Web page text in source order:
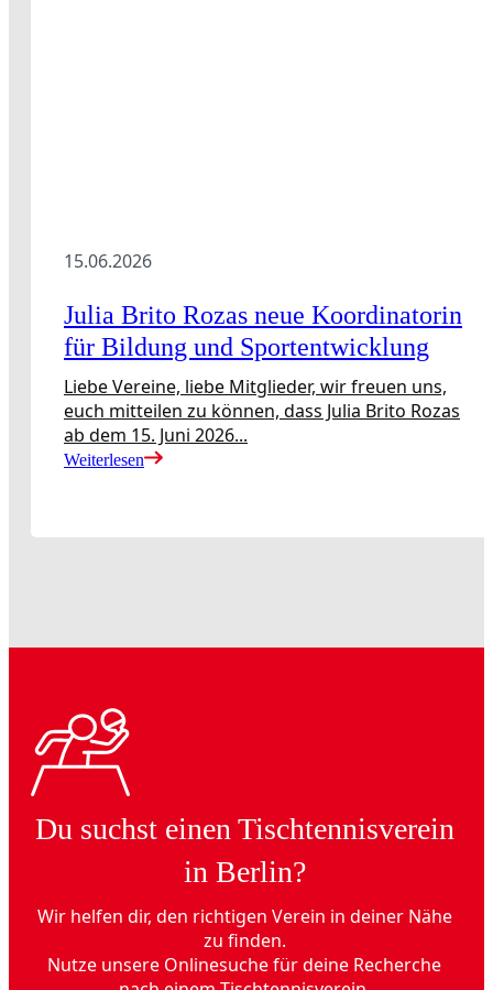
15.06.2026
Julia Brito Rozas neue Koordinatorin
für Bildung und Sportentwicklung
Liebe Vereine, liebe Mitglieder, wir freuen uns,
euch mitteilen zu können, dass Julia Brito Rozas
ab dem 15. Juni 2026...
Weiterlesen
Du suchst einen Tischtennisverein
in Berlin?
Wir helfen dir, den richtigen Verein in deiner Nähe
zu finden.
Nutze unsere Onlinesuche für deine Recherche